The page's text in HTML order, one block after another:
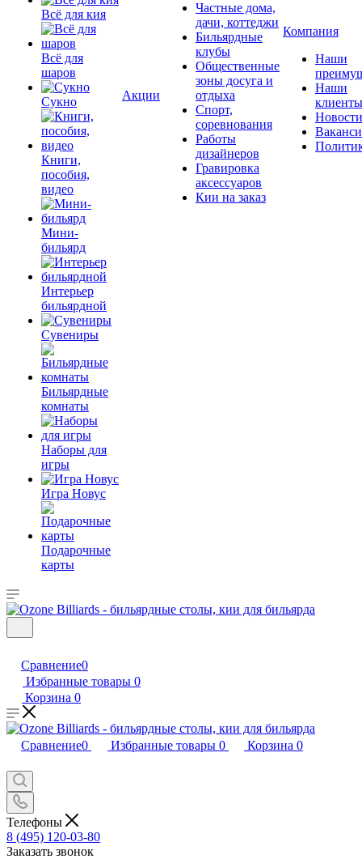
Всё для кия
Всё для
шаров
Сукно
Книги,
пособия,
видео
Мини-
бильярд
Интерьер
бильярдной
Сувениры
Бильярдные
комнаты
Наборы для
игры
Игра Новус
Подарочные
карты
Акции
Частные дома,
дачи, коттеджи
Бильярдные
клубы
Общественные
зоны досуга и
отдыха
Спорт,
соревнования
Работы
дизайнеров
Гравировка
аксессуаров
Кии на заказ
Компания
Наши
Наши
клиенты
Новости
Сравнение0
Избранные товары 0
Корзина 0
Сравнение0 Избранные товары 0 Корзина 0
Телефоны
8 (495) 120-03-80
Заказать звонок